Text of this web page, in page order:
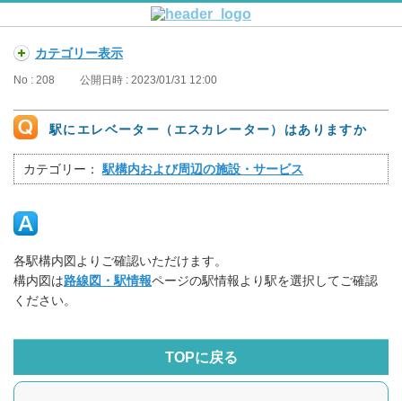
カテゴリー表示
No : 208 公開日時 : 2023/01/31 12:00
駅にエレベーター（エスカレーター）はありますか
カテゴリー： 駅構内および周辺の施設・サービス
各駅構内図よりご確認いただけます。
構内図は路線図・駅情報ページの駅情報より駅を選択してご確認
ください。
TOPに戻る